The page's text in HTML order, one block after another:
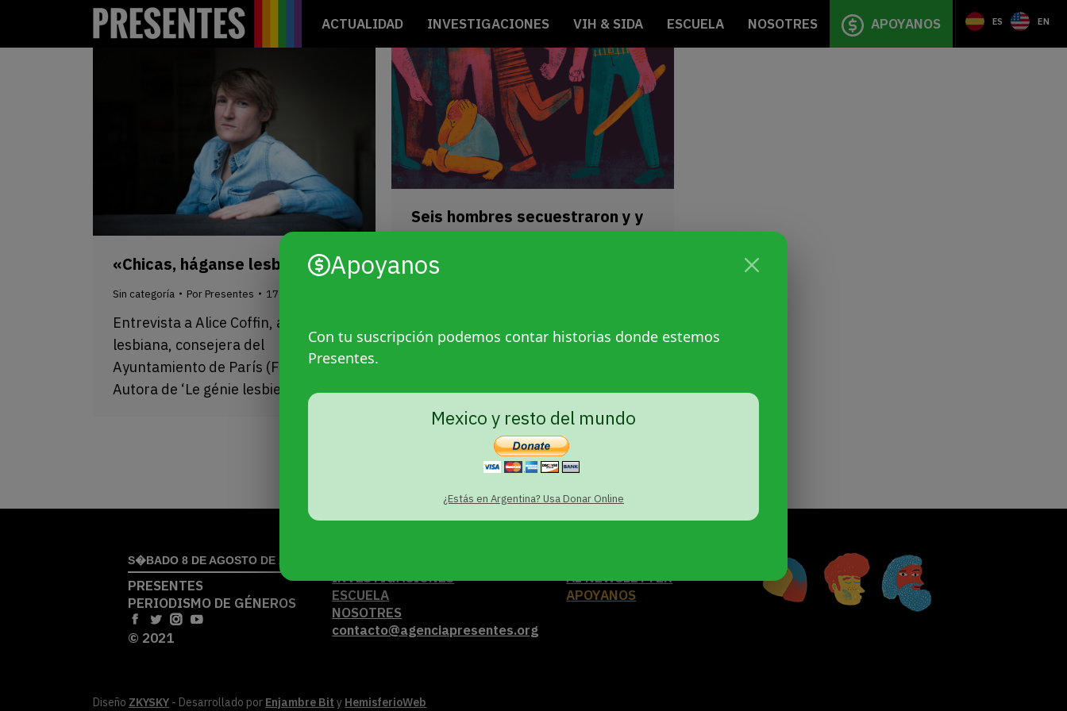
ACTUALIDAD INVESTIGACIONES VIH & SIDA ESCUELA NOSOTRES APOYANOS ES EN
Apoyanos
Con tu suscripción podemos contar historias donde estemos
Presentes.
Mexico y resto del mundo
¿Estás en Argentina? Usa Donar Online
«Chicas, háganse lesbianas»
Sin categoría Por Presentes 17 marzo, 2021
Entrevista a Alice Coffin, activista
lesbiana, consejera del
Ayuntamiento de París (Francia) y
Autora de ‘Le génie lesbien’.
Seis hombres secuestraron y y
Paraguay
La víctima tiene 22 años, es
S�BADO 8 DE AGOSTO DE 2026
PRESENTES
PERIODISMO DE GÉNEROS
© 2021
INVESTIGACIONES
ESCUELA
NOSOTRES
contacto@agenciapresentes.org
AL NEWSLETTER
APOYANOS
Diseño ZKYSKY - Desarrollado por Enjambre Bit y HemisferioWeb